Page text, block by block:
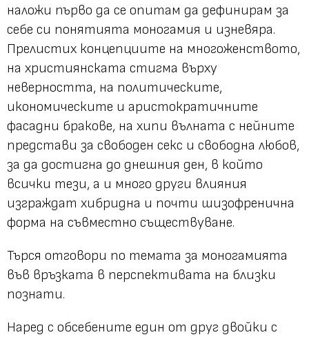
наложи първо да се опитам да дефинирам за
себе си понятията моногамия и изневяра.
Прелистих концепциите на многоженството,
на християнската стигма върху
неверността, на политическите,
икономическите и аристократичните
фасадни бракове, на хипи вълната с нейните
представи за свободен секс и свободна любов,
за да достигна до днешния ден, в който
всички тези, а и много други влияния
изграждат хибридна и почти шизофренична
форма на съвместно съществуване.
Търся отговори по темата за моногамията
във връзката в перспективата на близки
познати.
Наред с обсебените един от друг двойки с